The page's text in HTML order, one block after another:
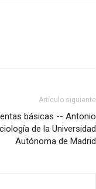
Artículo siguiente
básicas -- Antonio
de la Universidad
Autónoma de Madrid